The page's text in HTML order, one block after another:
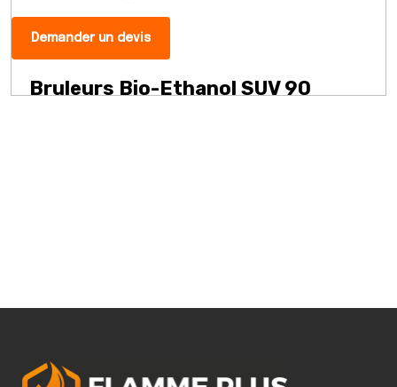
Demander un devis
Bruleurs Bio-Ethanol SUV 90